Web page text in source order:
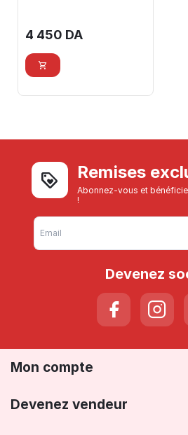
4 450 DA
Remises
Abonnez-vous et
!
Devenez
Mon compte
Devenez vendeur